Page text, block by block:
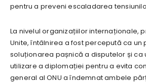
pentru a preveni escaladarea
La nivelul organizațiilor internaționale,
Unite, întâlnirea a fost percepută ca un
soluționarea pașnică a disputelor și ca
utilizare a diplomației pentru a evita
general al ONU a îndemnat ambele